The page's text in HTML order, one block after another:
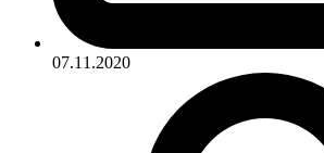
07.11.2020